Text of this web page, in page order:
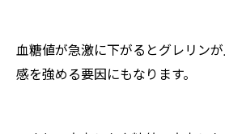
血糖値が急激に下がるとグレリン
感を強める要因にもなります。